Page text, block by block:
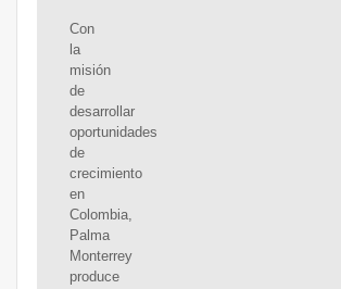
Con
la
misión
de
desarrollar
oportunidades
de
crecimiento
en
Colombia,
Palma
Monterrey
produce